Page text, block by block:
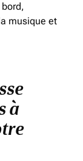
musique et
à